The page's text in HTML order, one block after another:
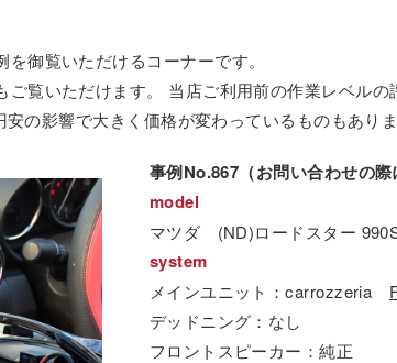
御覧いただけるコーナーです。
覧いただけます。 当店ご利用前の作業レベルの
の影響で大きく価格が変わっているものもあり
事例No.867（お問い合わせの際
model
マツダ (ND)ロードスター
system
メインユニット：carrozzeria
デッドニング：なし
フロントスピーカー：純正